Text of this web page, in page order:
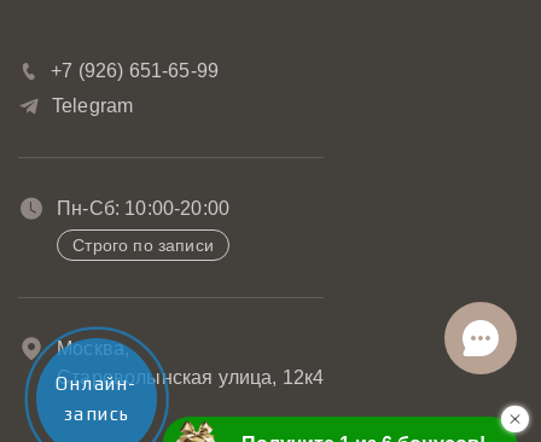
+7 (926) 651-65-99
Telegram
Пн-Сб: 10:00-20:00
Строго по записи
Москва,
Староволынская улица, 12к4
Онлайн-
запись